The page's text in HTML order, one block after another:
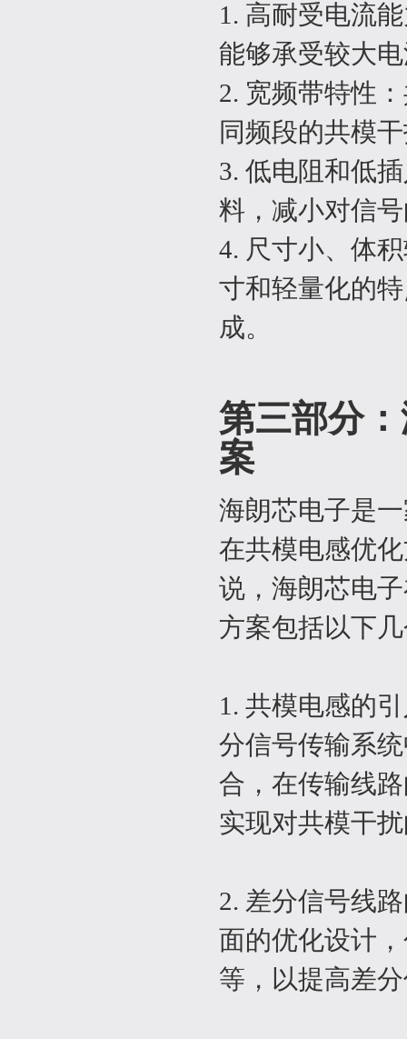
1. 高耐受电流
能够承受较大
2. 宽频带特性
同频段的共模
3. 低电阻和低
料，减小对信
4. 尺寸小、体
寸和轻量化的
成。
第三部分
案
海朗芯电子是
在共模电感优
说，海朗芯电
方案包括以下
1. 共模电感的
分信号传输系
合，在传输线
实现对共模干
2. 差分信号线
面的优化设计
等，以提高差